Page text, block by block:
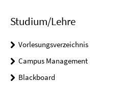
Studium/Lehre
Vorlesungsverzeichnis
Campus Management
Blackboard